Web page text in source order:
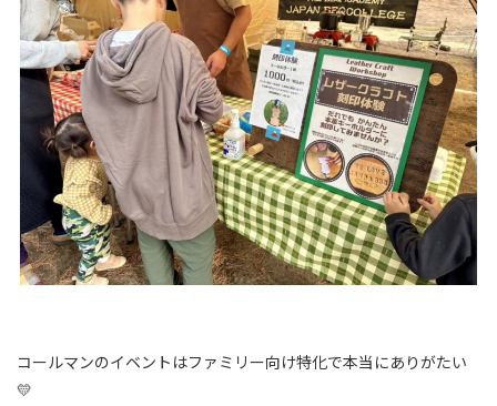
コールマンのイベントはファミリー向け特化で本当にありがたい
💛